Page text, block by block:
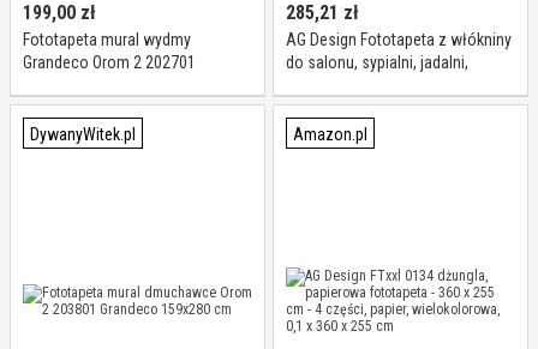
199,00 zł
Fototapeta mural wydmy
Grandeco Orom 2 202701
285,21 zł
AG Design Fototapeta z włókniny
do salonu, sypialni, jadalni,
1242, wielokolorowa, 9
DywanyWitek.pl
Amazon.pl